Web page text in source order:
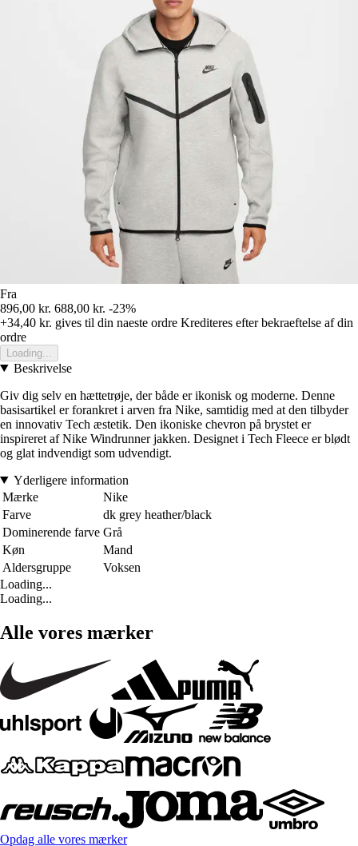
Fra
896,00 kr. 688,00 kr. -23%
+34,40 kr. gives til din naeste ordre Krediteres efter bekraeftelse af din
ordre
Loading...
Beskrivelse
Giv dig selv en hættetrøje, der både er ikonisk og moderne. Denne
basisartikel er forankret i arven fra Nike, samtidig med at den tilbyder
en innovativ Tech æstetik. Den ikoniske chevron på brystet er
inspireret af Nike Windrunner jakken. Designet i Tech Fleece er blødt
og glat indvendigt som udvendigt.
Yderligere information
Mærke
Nike
Farve
dk grey heather/black
Dominerende farve Grå
Køn
Mand
Aldersgruppe
Voksen
Loading...
Loading...
Alle vores mærker
Opdag alle vores mærker